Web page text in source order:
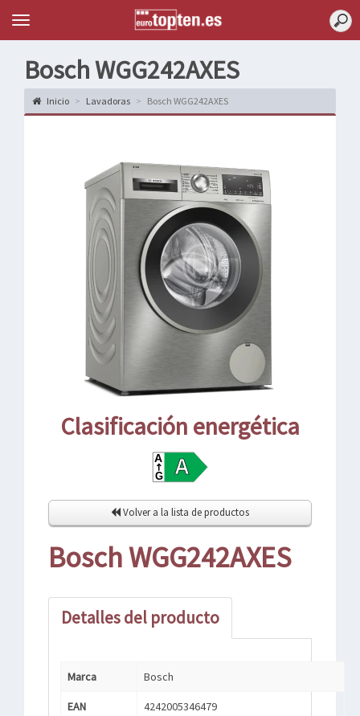
Topten
Menu
Bosch WGG242AXES
Inicio Lavadoras Bosch WGG242AXES
Clasificación energética
Volver a la lista de productos
Bosch WGG242AXES
Detalles del producto
Marca Bosch
EAN 4242005346479